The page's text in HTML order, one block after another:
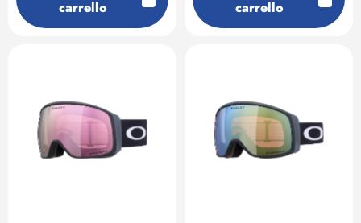
carrello carrello